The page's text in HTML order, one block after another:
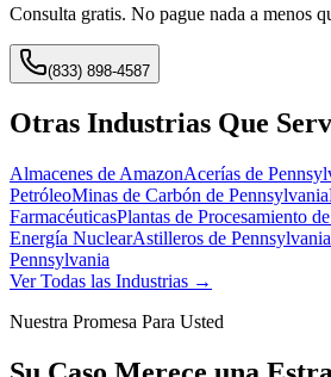
Consulta gratis. No pague nada a menos
(833) 898-4587
Otras Industrias Que
Almacenes de AmazonAcerías de
PetróleoMinas de Carbón de Pennsylvania
FarmacéuticasPlantas de Procesamiento
Energía NuclearAstilleros de Pennsylvania
Pennsylvania
Ver Todas las Industrias →
Nuestra Promesa Para Usted